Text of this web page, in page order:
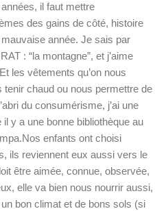
il faut mettre
des gains de côté, histoire
année. Je sais par
: “la montagne”, et j’aime
les vêtements qu’on nous
tenir chaud ou nous permettre de
du consumérisme, j’ai une
y a une bonne bibliothèque au
enfants ont choisi
ils reviennent eux aussi vers le
être aimée, connue, observée,
elle va bien nous nourrir aussi,
bon climat et de bons sols (si